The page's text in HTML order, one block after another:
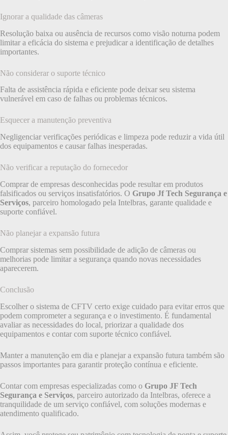
Ignorar a qualidade das câmeras
Resolução baixa ou ausência de recursos como visão noturna podem
limitar a eficácia do sistema e prejudicar a identificação de detalhes
importantes.
Não considerar o suporte técnico
Falta de assistência rápida e eficiente pode deixar seu sistema
vulnerável em caso de falhas ou problemas técnicos.
Esquecer a manutenção preventiva
Negligenciar verificações periódicas e limpeza pode reduzir a vida útil
dos equipamentos e causar falhas inesperadas.
Não verificar a reputação do fornecedor
Comprar de empresas desconhecidas pode resultar em produtos
falsificados ou serviços insatisfatórios. O Grupo Jf Tech Segurança e
Serviços, parceiro homologado pela Intelbras, garante qualidade e
suporte confiável.
Não planejar a expansão futura
Comprar sistemas sem possibilidade de adição de câmeras ou
melhorias pode limitar a segurança quando novas necessidades
aparecerem.
Conclusão
Escolher o sistema de CFTV certo exige cuidado para evitar erros que
podem comprometer a segurança e o investimento. É fundamental
avaliar as necessidades do local, priorizar a qualidade dos
equipamentos e contar com suporte técnico confiável.
Manter a manutenção em dia e planejar a expansão futura também são
passos importantes para garantir proteção contínua e eficiente.
Contar com empresas especializadas como o Grupo JF Tech
Segurança e Serviços, parceiro autorizado da Intelbras, oferece a
tranquilidade de um serviço confiável, com soluções modernas e
atendimento qualificado.